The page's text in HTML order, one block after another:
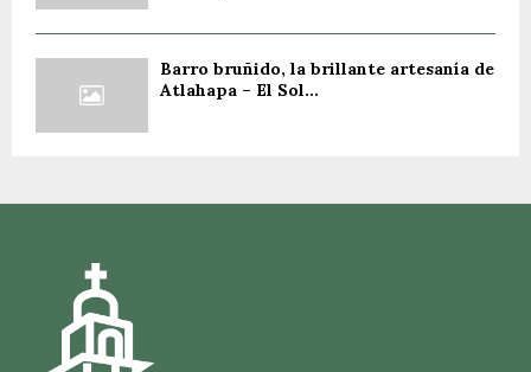
Barro bruñido, la brillante artesanía de
Atlahapa – El Sol...